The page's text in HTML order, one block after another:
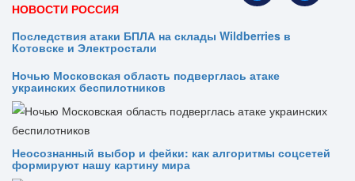
НОВОСТИ РОССИЯ
Последствия атаки БПЛА на склады Wildberries в
Котовске и Электростали
Ночью Московская область подверглась атаке
украинских беспилотников
Неосознанный выбор и фейки: как алгоритмы соцсетей
формируют нашу картину мира